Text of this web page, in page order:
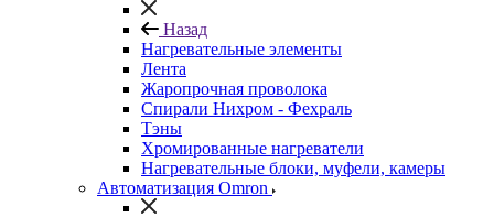
Назад
Нагревательные элементы
Лента
Жаропрочная проволока
Спирали Нихром - Фехраль
Тэны
Хромированные нагреватели
Нагревательные блоки, муфели, камеры
Автоматизация Omron